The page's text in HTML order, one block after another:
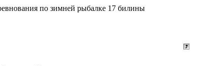
по зимней рыбалке 17 билины